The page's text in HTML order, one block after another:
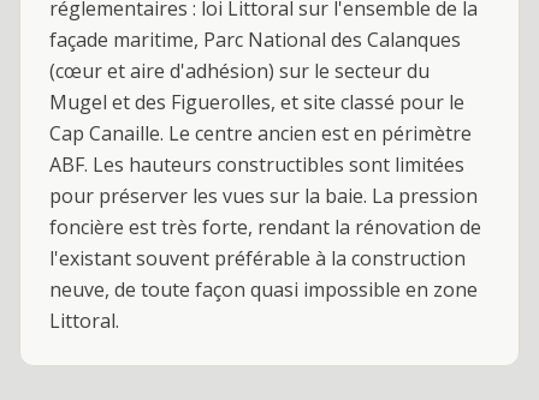
réglementaires : loi Littoral sur l'ensemble de la
façade maritime, Parc National des Calanques
(cœur et aire d'adhésion) sur le secteur du
Mugel et des Figuerolles, et site classé pour le
Cap Canaille. Le centre ancien est en périmètre
ABF. Les hauteurs constructibles sont limitées
pour préserver les vues sur la baie. La pression
foncière est très forte, rendant la rénovation de
l'existant souvent préférable à la construction
neuve, de toute façon quasi impossible en zone
Littoral.